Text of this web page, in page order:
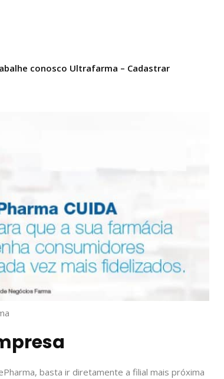
conosco Ultrafarma – Cadastrar
basta ir diretamente a filial mais próxima